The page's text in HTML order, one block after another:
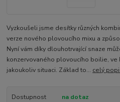
Vyzkoušeli jsme desítky různých
verze nového plovoucího mixu a
Nyní vám díky dlouhotrvající snaze
konzervovaného plovoucího boilie,
jakoukoliv situaci. Základ to... celý
Dostupnost
na dotaz